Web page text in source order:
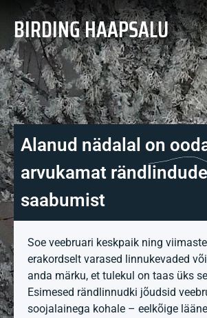
BIRDING HAAPSALU
Alanud nädalal on
arvukamat rändlindude
saabumist
Soe veebruari keskpaik ning
erakordselt varased linnukevaded
anda märku, et tulekul on taas üks
Esimesed rändlinnudki jõudsid
soojalainega kohale – eelkõige